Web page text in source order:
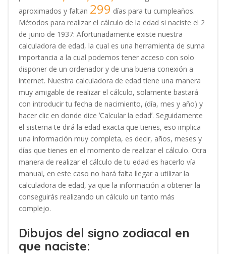
aproximados y faltan 299 días para tu cumpleaños.
Métodos para realizar el cálculo de la edad si naciste el 2
de junio de 1937: Afortunadamente existe nuestra
calculadora de edad, la cual es una herramienta de suma
importancia a la cual podemos tener acceso con solo
disponer de un ordenador y de una buena conexión a
internet. Nuestra calculadora de edad tiene una manera
muy amigable de realizar el cálculo, solamente bastará
con introducir tu fecha de nacimiento, (día, mes y año) y
hacer clic en donde dice ʼCalcular la edadʼ. Seguidamente
el sistema te dirá la edad exacta que tienes, eso implica
una información muy completa, es decir, años, meses y
días que tienes en el momento de realizar el cálculo. Otra
manera de realizar el cálculo de tu edad es hacerlo vía
manual, en este caso no hará falta llegar a utilizar la
calculadora de edad, ya que la información a obtener la
conseguirás realizando un cálculo un tanto más
complejo.
Dibujos del signo zodiacal en
que naciste: